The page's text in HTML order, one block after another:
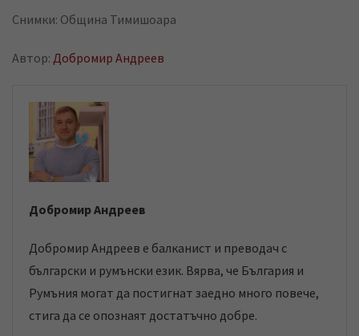
Снимки: Община Тимишоара
Автор: Добромир Андреев
Добромир Андреев
Добромир Андреев е балканист и преводач с
български и румънски език. Вярва, че България и
Румъния могат да постигнат заедно много повече,
стига да се опознаят достатъчно добре.